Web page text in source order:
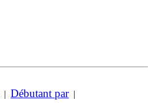
| Débutant par|